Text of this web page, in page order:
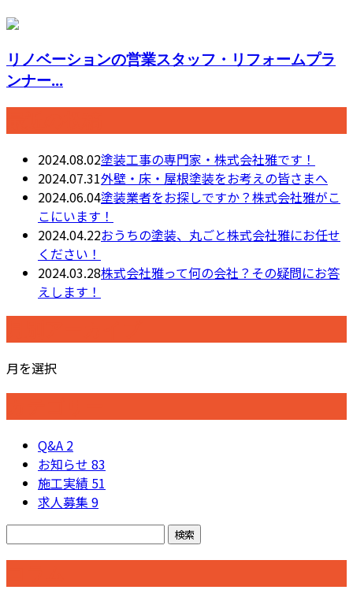
リノベーションの営業スタッフ・リフォームプラ
ンナー...
2024.08.02塗装工事の専門家・株式会社雅です！
2024.07.31外壁・床・屋根塗装をお考えの皆さまへ
2024.06.04塗装業者をお探しですか？株式会社雅がこ
こにいます！
2024.04.22おうちの塗装、丸ごと株式会社雅にお任せ
ください！
2024.03.28株式会社雅って何の会社？その疑問にお答
えします！
月を選択
Q&A 2
お知らせ 83
施工実績 51
求人募集 9